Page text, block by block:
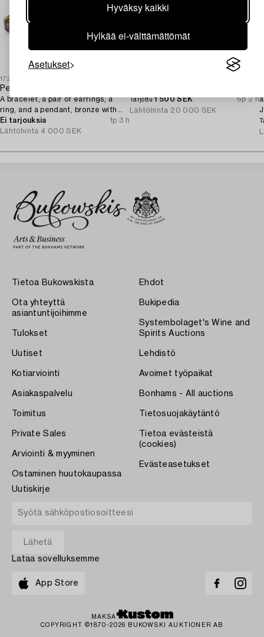
Hyväksy kaikki
Hylkää ei-välttämättömät
Asetukset
1723057
Pentti Sarpaneva
A bracelet, a pair of earrings, a
ring, and a pendant, bronze with
amethyst, Finland 1960s.
Ei tarjouksia
1p 3 h
Lähtöhinta 4 000 SEK
Tarjottu1 500 SEK
6p 2 h
Lähtöhinta 20 000 SEK
Tietoa Bukowskista
Ota yhteyttä
asiantuntijoihimme
Tulokset
Uutiset
Kotiarviointi
Asiakaspalvelu
Toimitus
Private Sales
Arviointi & myyminen
Ostaminen huutokaupassa
Ehdot
Bukipedia
Systembolaget's Wine and
Spirits Auctions
Lehdistö
Avoimet työpaikat
Bonhams - All auctions
Tietosuojakäytäntö
Tietoa evästeistä
(cookies)
Evästeasetukset
Uutiskirje
Lataa sovelluksemme
App Store
MAKSA
COPYRIGHT ©1870-2026 BUKOWSKI AUKTIONER AB